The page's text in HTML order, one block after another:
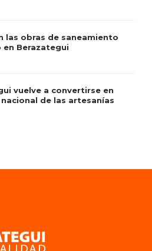
las obras de saneamiento
en Berazategui
vuelve a convertirse en
de las artesanías